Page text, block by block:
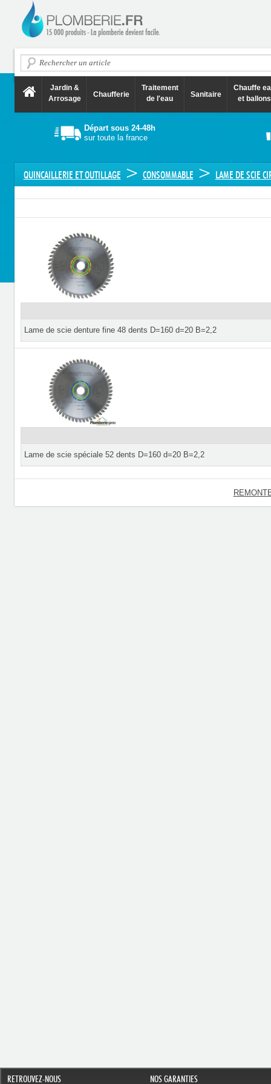
Jardin &
Arrosage
Chaufferie
Traitement
de l'eau
Sanitaire
Chauffe
et ballons
Départ sous 24-48h
sur toute la france
QUINCAILLERIE ET OUTILLAGE > CONSOMMABLE > LAME DE SCIE
Lame de scie denture fine 48 dents D=160 d=20 B=2,2
Lame de scie spéciale 52 dents D=160 d=20 B=2,2
RETROUVEZ-NOUS NOS GARANTIES